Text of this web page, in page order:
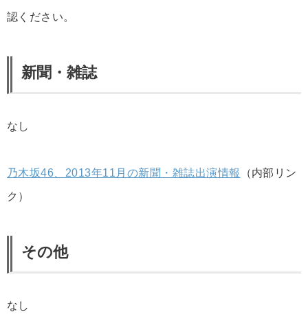
認ください。
新聞・雑誌
なし
乃木坂46、2013年11月の新聞・雑誌出演情報
（内部リン
ク）
その他
なし